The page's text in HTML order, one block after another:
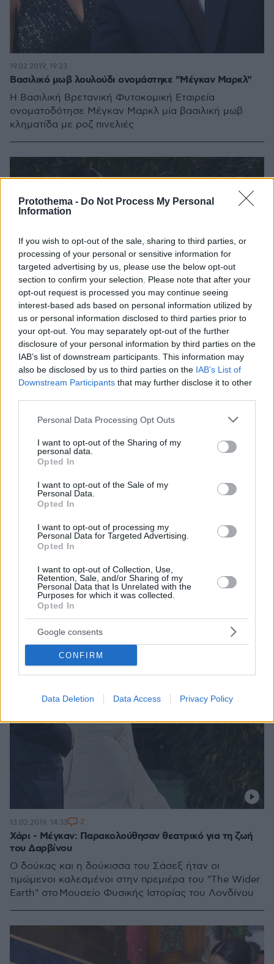
Protothema - Do Not Process My Personal
Information
If you wish to opt-out of the sale, sharing to third parties, or
processing of your personal or sensitive information for
targeted advertising by us, please use the below opt-out
section to confirm your selection. Please note that after your
opt-out request is processed you may continue seeing
interest-based ads based on personal information utilized by
us or personal information disclosed to third parties prior to
your opt-out. You may separately opt-out of the further
disclosure of your personal information by third parties on the
IAB’s list of downstream participants. This information may
also be disclosed by us to third parties on the IAB’s List of
Downstream Participants that may further disclose it to other
Please note that this website/app uses one or more Google
not limited to your visit or usage behaviour. You may click to
grant or deny consent to Google and its third-party tags to
use your data for below specified purposes in below Google
consent section.
Personal Data Processing Opt Outs
I want to opt-out of the Sharing of my
personal data.
Opted In
I want to opt-out of the Sale of my
Personal Data.
Opted In
I want to opt-out of processing my
Personal Data for Targeted Advertising.
Opted In
I want to opt-out of Collection, Use,
Retention, Sale, and/or Sharing of my
Personal Data that Is Unrelated with the
Purposes for which it was collected.
Opted In
Google consents
CONFIRM
Data Deletion Data Access Privacy Policy
Βασιλικό μωβ λουλούδι ονομάστηκε "Μέγκαν Μαρκλ"
Η Βασιλική Βρετανική Φυτοκομική Εταιρεία
ονοματοδότησε Μέγκαν Μαρκλ μία βασιλική μωβ
κληματίδα με ροζ πινελιές
19.02.2019, 19:23
Η πρώτη «πολιτική» παρέμβαση της Μέγκαν Μαρκλ:
Ζητά περισσότερες μαύρες καθηγήτριες στα
πανεπιστήμια
Με μητέρα Αφροαμερικανή η δούκισσα του Σάσεξ
στηρίζει το κίνημα για την καταπολέμηση του
ρατσισμού στα πανεπιστήμια και την προώθηση των
μαύρων γυναικών σε ακαδημαϊκές θέσεις
18.02.2019, 21:47 32
Χάρι - Μέγκαν: Παρακολούθησαν θεατρικό για τη ζωή
του Δαρβίνου
Ο δούκας και η δούκισσα του Σάσεξ ήταν οι
τιμώμενοι καλεσμένοι στην πρεμιέρα του "The Wider
Earth" στο Μουσείο Φυσικής Ιστορίας του Λονδίνου
13.02.2019, 14:33 2